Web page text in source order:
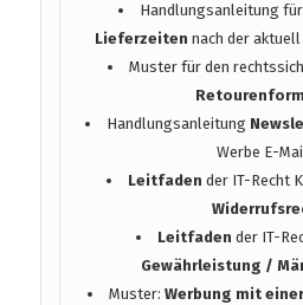
Handlungsanleitung
Lieferzeiten nach der
Muster für den
Handlungsanleitung
Werbe E-
Leitfaden der IT-Recht
Leitfaden der IT-
Gewährleistung /
Muster:Werbung mit